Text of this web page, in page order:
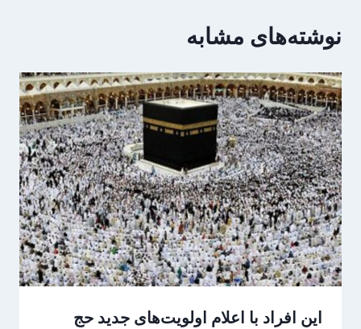
نوشته‌های مشابه
این افراد با اعلام اولویت‌های جدید حج